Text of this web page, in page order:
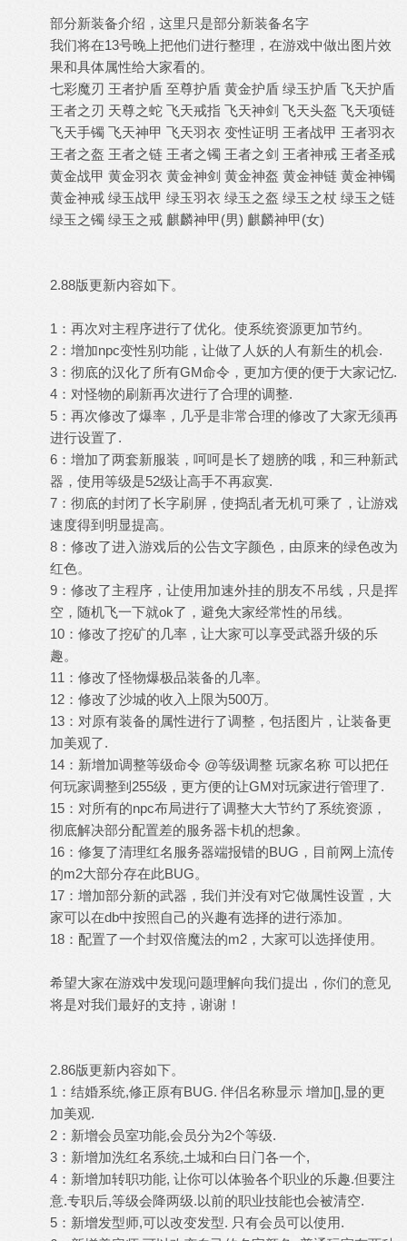
部分新装备介绍，这里只是部分新装备名字
我们将在13号晚上把他们进行整理，在游戏中做出图片效
果和具体属性给大家看的。
七彩魔刃 王者护盾 至尊护盾 黄金护盾 绿玉护盾 飞天护盾
王者之刃 天尊之蛇 飞天戒指 飞天神剑 飞天头盔 飞天项链
飞天手镯 飞天神甲 飞天羽衣 变性证明 王者战甲 王者羽衣
王者之盔 王者之链 王者之镯 王者之剑 王者神戒 王者圣戒
黄金战甲 黄金羽衣 黄金神剑 黄金神盔 黄金神链 黄金神镯
黄金神戒 绿玉战甲 绿玉羽衣 绿玉之盔 绿玉之杖 绿玉之链
绿玉之镯 绿玉之戒 麒麟神甲(男) 麒麟神甲(女)
2.88版更新内容如下。
1：再次对主程序进行了优化。使系统资源更加节约。
2：增加npc变性别功能，让做了人妖的人有新生的机会.
3：彻底的汉化了所有GM命令，更加方便的便于大家记忆.
4：对怪物的刷新再次进行了合理的调整.
5：再次修改了爆率，几乎是非常合理的修改了大家无须再
进行设置了.
6：增加了两套新服装，呵呵是长了翅膀的哦，和三种新武
器，使用等级是52级让高手不再寂寞.
7：彻底的封闭了长字刷屏，使捣乱者无机可乘了，让游戏
速度得到明显提高。
8：修改了进入游戏后的公告文字颜色，由原来的绿色改为
红色。
9：修改了主程序，让使用加速外挂的朋友不吊线，只是挥
空，随机飞一下就ok了，避免大家经常性的吊线。
10：修改了挖矿的几率，让大家可以享受武器升级的乐
趣。
11：修改了怪物爆极品装备的几率。
12：修改了沙城的收入上限为500万。
13：对原有装备的属性进行了调整，包括图片，让装备更
加美观了.
14：新增加调整等级命令 @等级调整 玩家名称 可以把任
何玩家调整到255级，更方便的让GM对玩家进行管理了.
15：对所有的npc布局进行了调整大大节约了系统资源，
彻底解决部分配置差的服务器卡机的想象。
16：修复了清理红名服务器端报错的BUG，目前网上流传
的m2大部分存在此BUG。
17：增加部分新的武器，我们并没有对它做属性设置，大
家可以在db中按照自己的兴趣有选择的进行添加。
18：配置了一个封双倍魔法的m2，大家可以选择使用。
希望大家在游戏中发现问题理解向我们提出，你们的意见
将是对我们最好的支持，谢谢！
2.86版更新内容如下。
1：结婚系统,修正原有BUG. 伴侣名称显示 增加[],显的更
加美观.
2：新增会员室功能,会员分为2个等级.
3：新增加洗红名系统,土城和白日门各一个,
4：新增加转职功能, 让你可以体验各个职业的乐趣.但要注
意.专职后,等级会降两级.以前的职业技能也会被清空.
5：新增发型师,可以改变发型. 只有会员可以使用.